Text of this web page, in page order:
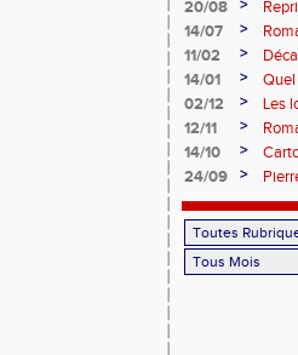
20/08
>
14/07
>
11/02
>
14/01
>
Quel
02/12
>
Les
12/11
>
14/10
>
24/09
>